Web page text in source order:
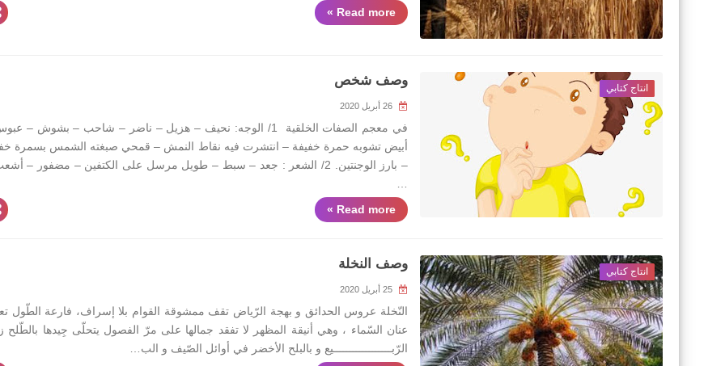
Read more »
انتاج كتابي وصف شخص
في معجم الصفات الخلقية 1/ الوجه: نحيف – هزيل – ناضر – شاحب – بشوش –
أبيض تشوبه حمرة خفيفة – انتشرت فيه نقاط النمش – قمحي صبغته الشمس بسمرة
– بارز الوجنتين. 2/ الشعر : جعد – سبط – طويل مرسل على الكتفين – مضفور –
Read more »
انتاج كتابي وصف النخلة
النّخلة عروس الحدائق و بهجة الرّياض تقف ممشوقة القوام بلا إسراف، فارعة الطّول
عنان السّماء ، وهي أنيقة المظهر لا تفقد جمالها على مرّ الفصول يتحلّى جِيدها بالطّلح
الرّبــــــــــــــــــيع و بالبلح الأخضر في أوائل الصّيف و الب…